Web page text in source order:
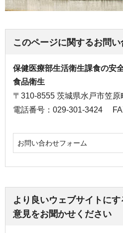
このページに関するお問い
保健医療部生活衛生課食の安
食品衛生
〒310-8555 茨城県水戸市笠原
電話番号：029-301-3424
お問い合わせフォーム
より良いウェブサイトに
意見をお聞かせください